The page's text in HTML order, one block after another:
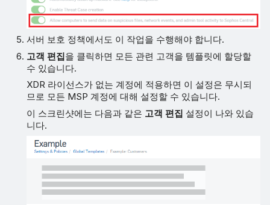
서버 보호 정책에서도 이 작업을 수행해야 합니다.
고객 편집을 클릭하면 모든 관련 고객을 템플릿에 할당할
수 있습니다.
XDR 라이선스가 없는 계정에 적용하면 이 설정은 무시되
므로 모든 MSP 계정에 대해 설정할 수 있습니다.
이 스크린샷에는 다음과 같은 고객 편집 설정이 나와 있습
니다.